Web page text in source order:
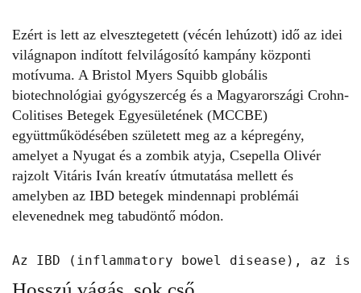
Ezért is lett az elvesztegetett (vécén lehúzott) idő az idei
világnapon indított felvilágosító kampány központi
motívuma. A Bristol Myers Squibb globális
biotechnológiai gyógyszercég és a Magyarországi Crohn-
Colitises Betegek Egyesületének (MCCBE)
együttműködésében született meg az a képregény,
amelyet a Nyugat és a zombik atyja, Csepella Olivér
rajzolt Vitáris Iván kreatív útmutatása mellett és
amelyben az IBD betegek mindennapi problémái
elevenednek meg tabudöntő módon.
Az IBD (inflammatory bowel disease), az